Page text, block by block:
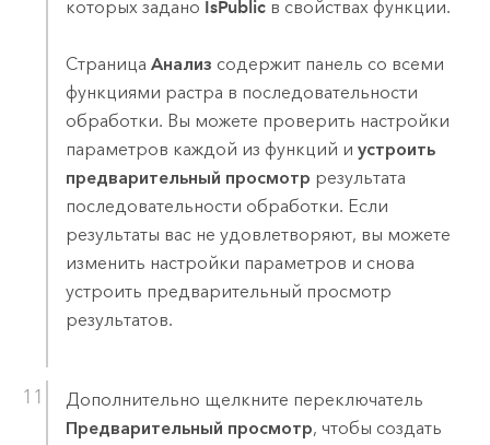
которых задано IsPublicв свойствах функции.
Страница Анализ содержит панель со всеми
функциями растра в последовательности
обработки. Вы можете проверить настройки
параметров каждой из функций и устроить
предварительный просмотр результата
последовательности обработки. Если
результаты вас не удовлетворяют, вы можете
изменить настройки параметров и снова
устроить предварительный просмотр
результатов.
Дополнительно щелкните переключатель
Предварительный просмотр, чтобы создать